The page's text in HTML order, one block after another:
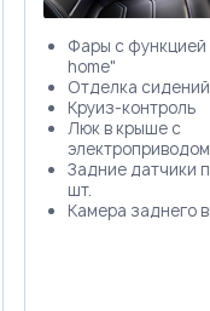
Фары с функцией
home"
Отделка
Круиз-контроль
Люк в крыше с
электроприводом
Задние датчики
шт.
Камера заднего